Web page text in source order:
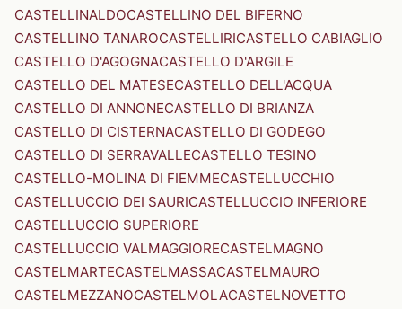
CASTELLINALDOCASTELLINO DEL BIFERNO
CASTELLINO TANAROCASTELLIRICASTELLO CABIAGLIO
CASTELLO D'AGOGNACASTELLO D'ARGILE
CASTELLO DEL MATESECASTELLO DELL'ACQUA
CASTELLO DI ANNONECASTELLO DI BRIANZA
CASTELLO DI CISTERNACASTELLO DI GODEGO
CASTELLO DI SERRAVALLECASTELLO TESINO
CASTELLO-MOLINA DI FIEMMECASTELLUCCHIO
CASTELLUCCIO DEI SAURICASTELLUCCIO INFERIORE
CASTELLUCCIO SUPERIORE
CASTELLUCCIO VALMAGGIORECASTELMAGNO
CASTELMARTECASTELMASSACASTELMAURO
CASTELMEZZANOCASTELMOLACASTELNOVETTO